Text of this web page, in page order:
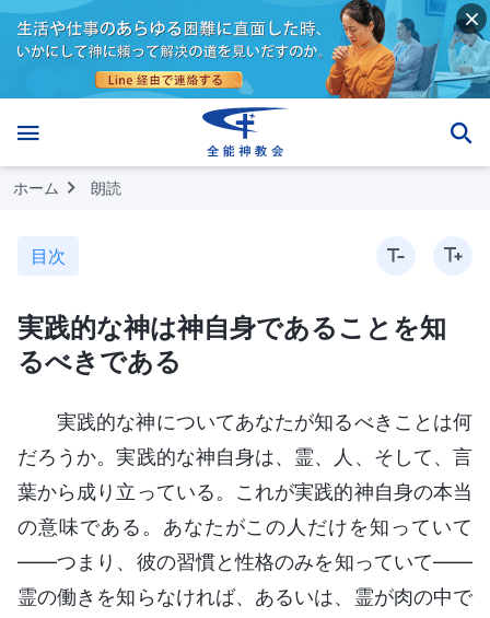
ホーム 朗読
目次
実践的な神は神自身であることを知
るべきである
実践的な神についてあなたが知るべきことは何
だろうか。実践的な神自身は、霊、人、そして、言
葉から成り立っている。これが実践的神自身の本当
の意味である。あなたがこの人だけを知っていて
――つまり、彼の習慣と性格のみを知っていて――
霊の働きを知らなければ、あるいは、霊が肉の中で